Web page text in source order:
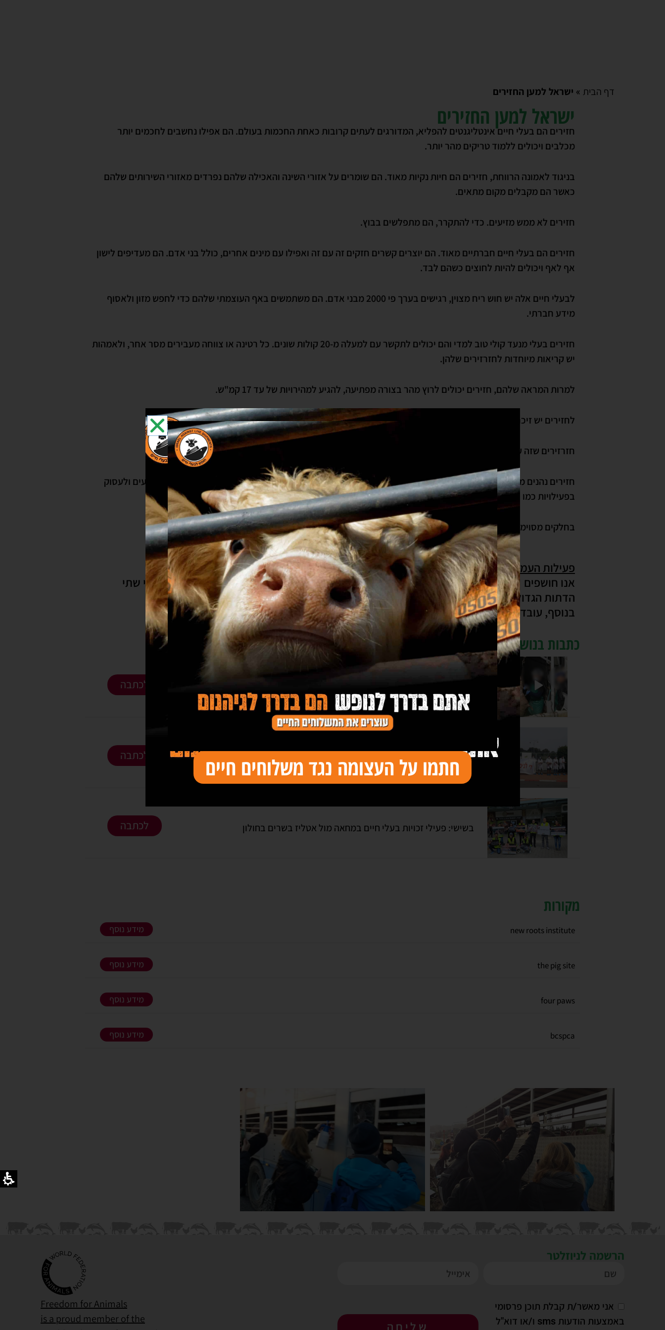
דף הבית » ישראל למען החזירים
ישראל למען החזירים
חזירים הם בעלי חיים אינטליגנטים להפליא, המדורגים לעתים קרובות כאחת החכמות בעולם. הם אפילו נחשבים לחכמים יותר
מכלבים ויכולים ללמוד טריקים מהר יותר.
בניגוד לאמונה הרווחת, חזירים הם חיות נקיות מאוד. הם שומרים על אזורי השינה והאכילה שלהם נפרדים מאזורי השירותים שלהם
כאשר הם מקבלים מקום מתאים.
חזירים לא ממש מזיעים. כדי להתקרר, הם מתפלשים בבוץ.
חזירים הם בעלי חיים חברתיים מאוד. הם יוצרים קשרים חזקים זה עם זה ואפילו עם מינים אחרים, כולל בני אדם. הם מעדיפים לישון
אף לאף ויכולים להיות לחוצים כשהם לבד.
לבעלי חיים אלה יש חוש ריח מצוין, רגישים בערך פי 2000 מבני אדם. הם משתמשים באף העוצמתי שלהם כדי לחפש מזון ולאסוף
מידע חברתי.
חזירים בעלי מנעד קולי טוב למדי והם יכולים לתקשר עם למעלה מ-20 קולות שונים. כל רטינה או צווחה מעבירים מסר אחר, ולאמהות
יש קריאות מיוחדות לחזרזירים שלהן.
למרות המראה שלהם, חזירים יכולים לרוץ מהר בצורה מפתיעה, להגיע למהירויות של עד 17 קמ"ש.
לחזירים יש זיכרון מרשים. הם יכולים לזכור מיקומי מזון, לנווט את דרכם הביתה ולזהות בני אדם שונים וחזירים אחרים.
חזרזירים שזה עתה נולדו יכולים לזהות את שמם בגיל שבועיים עד שלושה ולהגיב כשקוראים להם.
חזירים נהנים ממשחק, שגם חשוב להתפתחותם החברתית והקוגניטיבית. אפילו כמבוגרים, הם אוהבים לשחק עם צעצועים ולעסוק
בפעילויות כמו רדיפה אחד אחרי השני.
בחלקים מסוימים של העולם, במיוחד באיי בהאמה, נצפו חזירים שוחים בים.
פעילות העמותה בנושא:מטרתינו לבטל את התעשייה הזו בישראל.
אנו חושפים את הציבור לענף החקלאות והשחיטה הסודי בישראל, ענף שאמור להיות מוחרם על ידי שתי
הדתות הגדולות במדינה.
בנוסף, עובדים עם אנשי מפתח לקדם את החזירים בישראל.
כתבות בנושא:
לכתבה
Animal rights activists protest animal testing in Israel with dead
piglets
לכתבה
בשישי: פעילי זכויות בעלי חיים במחאה מול אטליז בשרים בחולון לכתבה
מקורות
new roots institute מידע נוסף
the pig site מידע נוסף
four paws מידע נוסף
bcspca מידע נוסף
הרשמה לניוזלטר
אני מאשר/ת קבלת תוכן פרסומי
באמצעות הודעות sms ו/או דוא"ל
שליחה
Freedom for Animals
is a proud member of the
חתמו על העצומה נגד משלוחים חיים